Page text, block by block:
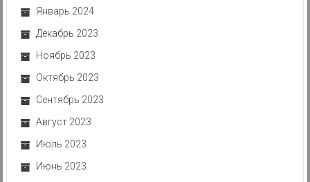
Январь 2024
Декабрь 2023
Ноябрь 2023
Октябрь 2023
Сентябрь 2023
Август 2023
Июль 2023
Июнь 2023